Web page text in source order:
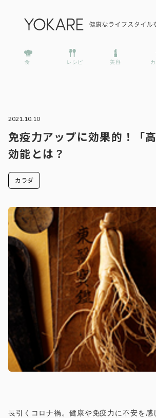
2021.10.10
免疫力アップに効果的！「
効能とは？
カラダ
長引くコロナ禍。健康や免疫力に不安を感